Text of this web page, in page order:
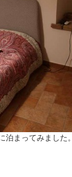
泊まってみました。